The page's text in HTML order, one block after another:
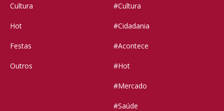
Cultura
Hot
Festas
Outros
#Cultura
#Cidadania
#Acontece
#Hot
#Mercado
#Saúde